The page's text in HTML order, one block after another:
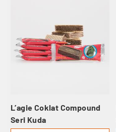
L’agie Coklat Compound
Seri Kuda